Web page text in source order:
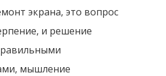
экрана, это вопрос
и решение
мышление